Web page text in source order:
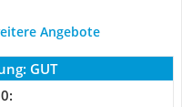
Angebote
GUT